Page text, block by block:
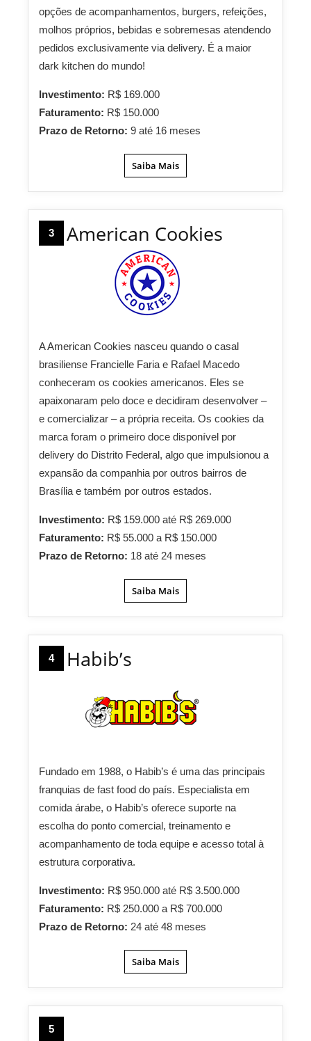
opções de acompanhamentos, burgers, refeições,
molhos próprios, bebidas e sobremesas atendendo
pedidos exclusivamente via delivery. É a maior
dark kitchen do mundo!
Investimento: R$ 169.000
Faturamento: R$ 150.000
Prazo de Retorno: 9 até 16 meses
Saiba Mais
3 American Cookies
AAmerican Cookies nasceu quando o casal
brasiliense Francielle Faria e Rafael Macedo
conheceram os cookies americanos. Eles se
apaixonaram pelo doce e decidiram desenvolver –
e comercializar – a própria receita. Os cookies da
marca foram o primeiro doce disponível por
delivery do Distrito Federal, algo que impulsionou a
expansão da companhia por outros bairros de
Brasília e também por outros estados.
Investimento: R$ 159.000 até R$ 269.000
Faturamento: R$ 55.000 a R$ 150.000
Prazo de Retorno: 18 até 24 meses
Saiba Mais
4 Habib’s
Fundado em 1988, o Habib’s é uma das principais
franquias de fast food do país. Especialista em
comida árabe, o Habib’s oferece suporte na
escolha do ponto comercial, treinamento e
acompanhamento de toda equipe e acesso total à
estrutura corporativa.
Investimento: R$ 950.000 até R$ 3.500.000
Faturamento: R$ 250.000 a R$ 700.000
Prazo de Retorno: 24 até 48 meses
Saiba Mais
5